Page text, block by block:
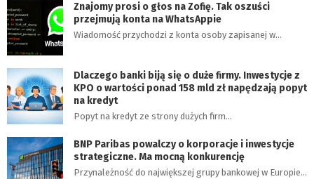
Znajomy prosi o głos na Zofię. Tak oszuści
przejmują konta na WhatsAppie
Wiadomość przychodzi z konta osoby zapisanej w…
Dlaczego banki biją się o duże firmy. Inwestycje z
KPO o wartości ponad 158 mld zł napędzają popyt
na kredyt
Popyt na kredyt ze strony dużych firm…
BNP Paribas powalczy o korporacje i inwestycje
strategiczne. Ma mocną konkurencję
Przynależność do największej grupy bankowej w Europie…